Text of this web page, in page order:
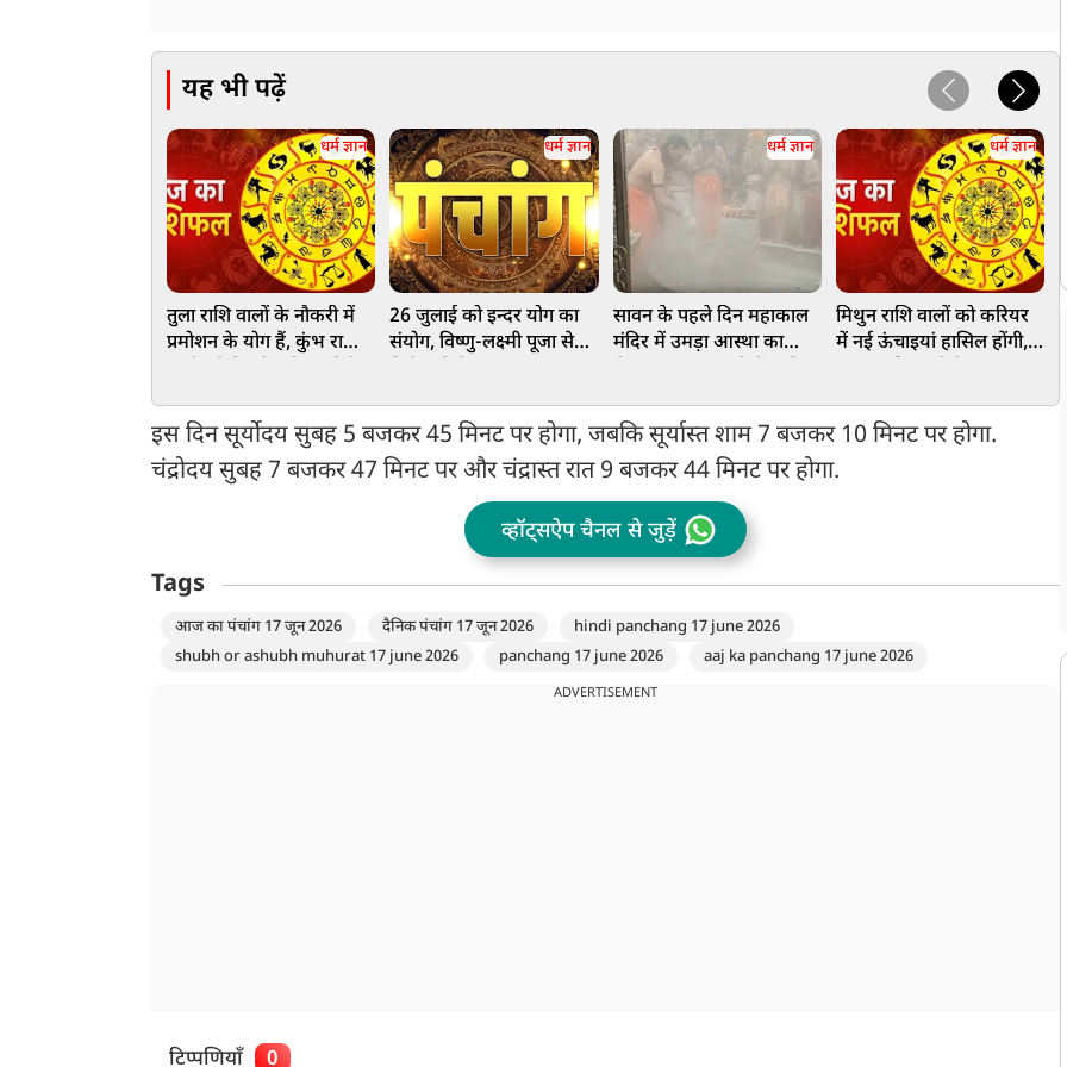
यह भी पढ़ें
धर्म ज्ञान
तुला राशि वालों के नौकरी में
प्रमोशन के योग हैं, कुंभ राशि
आपका दिन कैसा रहेगा
धर्म ज्ञान
26 जुलाई को इन्दर योग का
संयोग, विष्णु-लक्ष्मी पूजा से
धर्म ज्ञान
सावन के पहले दिन महाकाल
मंदिर में उमड़ा आस्था का
दीप मनी
धर्म ज्ञान
मिथुन राशि वालों को करियर
में नई ऊंचाइयां हासिल होंगी,
दिन कैसा रहेगा
इस दिन सूर्योदय सुबह 5 बजकर 45 मिनट पर होगा, जबकि सूर्यास्त शाम 7 बजकर 10 मिनट पर होगा.
चंद्रोदय सुबह 7 बजकर 47 मिनट पर और चंद्रास्त रात 9 बजकर 44 मिनट पर होगा.
व्हॉट्सऐप चैनल से जुड़ें
Tags
आज का पंचांग 17 जून 2026 दैनिक पंचांग 17 जून 2026
hindi panchang 17 june 2026
shubh or ashubh muhurat 17 june 2026
panchang 17 june 2026 aaj ka panchang 17 june 2026
ADVERTISEMENT
टिप्पणियाँ 0